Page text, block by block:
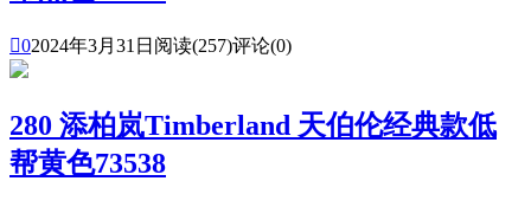
02024年3月31日 阅读(257)评论(0)
280 添柏岚Timberland 天伯伦经典款低
帮黄色73538